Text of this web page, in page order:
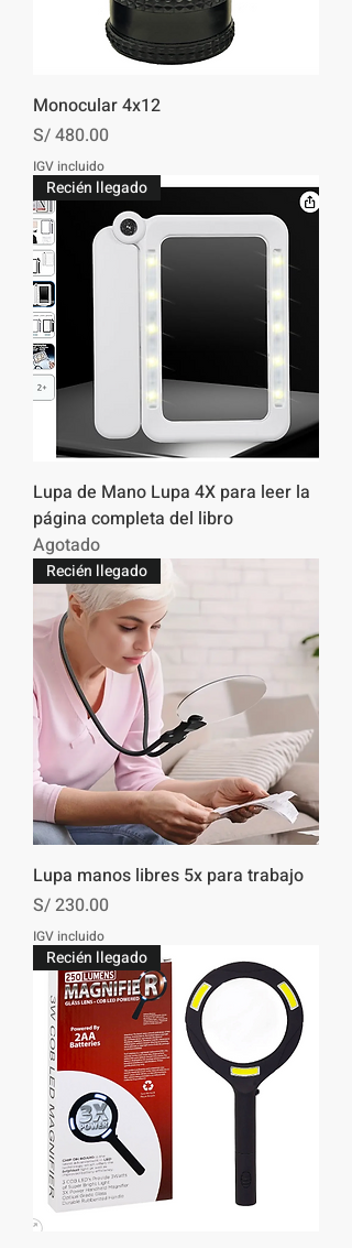
Monocular 4x12
Precio
S/ 480.00
IGV incluido
Recién llegado
Lupa de Mano Lupa 4X para leer la
página completa del libro
Agotado
Recién llegado
Lupa manos libres 5x para trabajo
Precio
S/ 230.00
IGV incluido
Recién llegado